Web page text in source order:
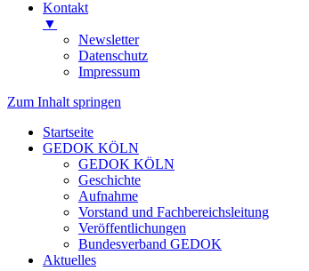
Kontakt
▼
Newsletter
Datenschutz
Impressum
Zum Inhalt springen
Startseite
GEDOK KÖLN
GEDOK KÖLN
Geschichte
Aufnahme
Vorstand und Fachbereichsleitung
Veröffentlichungen
Bundesverband GEDOK
Aktuelles